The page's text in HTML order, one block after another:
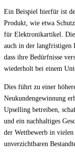
Ein Beispiel hierfür ist
Produkt, wie etwa
für Elektronikartikel. Die
auch in der langfristigen
dass ihre Bedürfnisse
wiederholt bei einem
Dies führt zu einer
Neukundengewinnung
Upselling betreiben,
und ein nachhaltiges
der Wettbewerb in
unverzichtbaren